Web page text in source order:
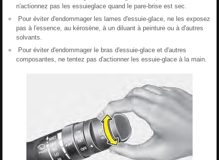
n'actionnez pas les essuieglace quand le pare-brise est sec.
Pour éviter d'endommager les lames d'essuie-glace, ne les exposez
pas à l'essence, au kérosène, à un diluant à peinture ou à d'autres
solvants.
Pour éviter d'endommager le bras d'essuie-glace et d'autres
composantes, ne tentez pas d'actionner les essuie-glace à la main.